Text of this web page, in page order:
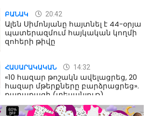
ԲԱՆԱԿ 20:42
Ալեն Սիմոնյանը հայտնել է 44-օրյա
պատերազմում հայկական կողմի
զոհերի թիվը
ՀԱՍԱՐԱԿԱԿԱՆ 14:32
«10 հազար թոշակն ավելացրեց, 20
հազար մթերքները բարձրացրեց».
քաղաքացի (տեսանյութ)